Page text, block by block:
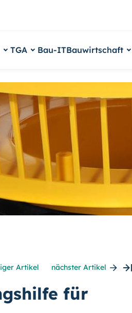
TGA Bau-ITBauwirtschaft
Artikel nächster Artikel
für